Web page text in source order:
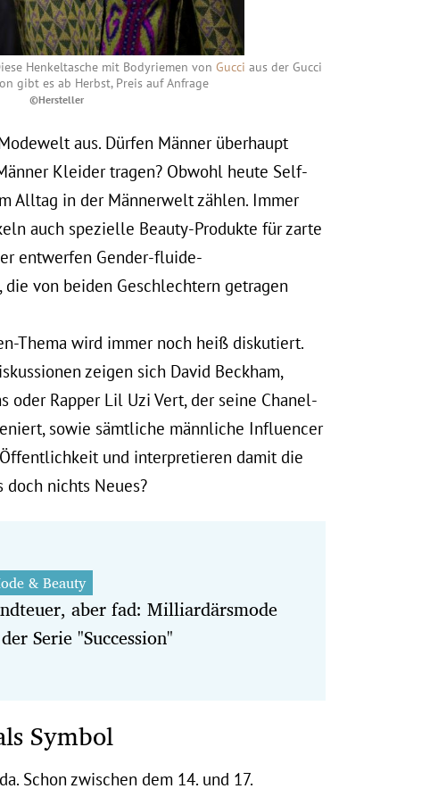
Henkeltasche mit Bodyriemen von Gucci aus der Gucci
gibt es ab Herbst, Preis auf Anfrage
©Hersteller
aus. Dürfen Männer überhaupt
Kleider tragen? Obwohl heute Self-
Alltag in der Männerwelt zählen. Immer
auch spezielle Beauty-Produkte für zarte
entwerfen Gender-fluide-
von beiden Geschlechtern getragen
Thema wird immer noch heiß diskutiert.
zeigen sich David Beckham,
oder Rapper Lil Uzi Vert, der seine Chanel-
sowie sämtliche männliche Influencer
und interpretieren damit die
doch nichts Neues?
& Beauty
aber fad: Milliardärsmode
Serie "Succession"
Symbol
Schon zwischen dem 14. und 17.